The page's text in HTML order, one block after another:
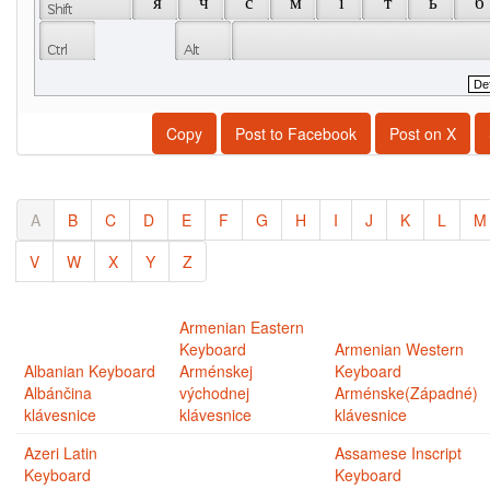
Copy Post to Facebook Post on X
A B C D E F G H I J K L
M
V
W X Y Z
Albanian Keyboard
Albánčina
klávesnice
Armenian Eastern
Keyboard
Arménskej
východnej
klávesnice
Armenian Western
Keyboard
Arménske(Západné)
klávesnice
Azeri Latin
Keyboard
Assamese Inscript
Keyboard